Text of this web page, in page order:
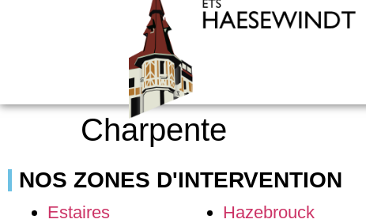
Charpente
NOS ZONES D'INTERVENTION
Estaires
Hazebrouck